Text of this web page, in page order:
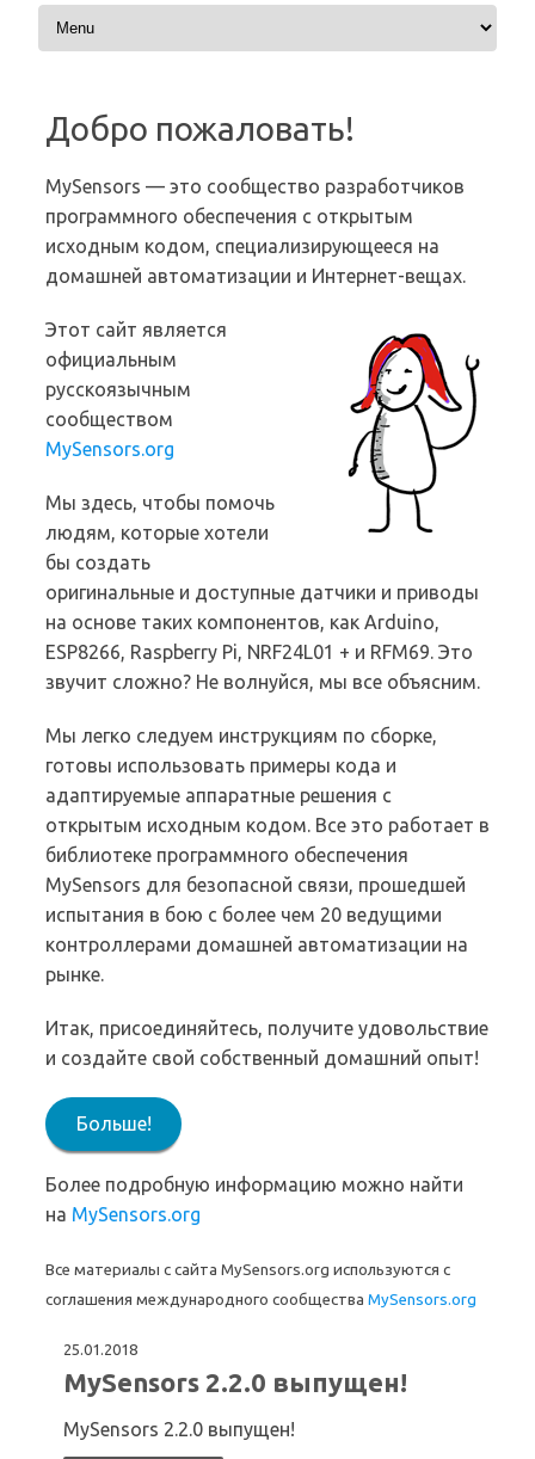
Перейти к содержимому
Добро пожаловать!
MySensors — это сообщество разработчиков
программного обеспечения с открытым
исходным кодом, специализирующееся на
домашней автоматизации и Интернет-вещах.
Этот сайт является
официальным
русскоязычным
сообществом
MySensors.org
Мы здесь, чтобы помочь
людям, которые хотели
бы создать
оригинальные и доступные датчики и приводы
на основе таких компонентов, как Arduino,
ESP8266, Raspberry Pi, NRF24L01 + и RFM69. Это
звучит сложно? Не волнуйся, мы все объясним.
Мы легко следуем инструкциям по сборке,
готовы использовать примеры кода и
адаптируемые аппаратные решения с
открытым исходным кодом. Все это работает в
библиотеке программного обеспечения
MySensors для безопасной связи, прошедшей
испытания в бою с более чем 20 ведущими
контроллерами домашней автоматизации на
рынке.
Итак, присоединяйтесь, получите удовольствие
и создайте свой собственный домашний опыт!
Больше!
Более подробную информацию можно найти
на MySensors.org
Все материалы с сайта MySensors.org используются с
соглашения международного сообщества MySensors.org
25.01.2018
MySensors 2.2.0 выпущен!
MySensors 2.2.0 выпущен!